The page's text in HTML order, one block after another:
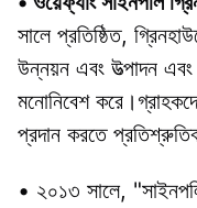
সালে প্রতিষ্ঠিত,
উন্নয়ন এবং উত্পাদন এবং
মনোনিবেশ
প্রদান করতে
• ২০১৩ সালে,